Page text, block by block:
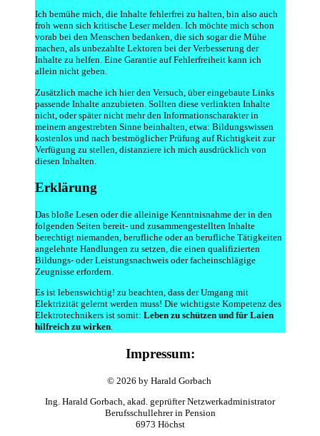
Ich bemühe mich, die Inhalte fehlerfrei zu halten, bin also auch
froh wenn sich kritische Leser melden. Ich möchte mich schon
vorab bei den Menschen bedanken, die sich sogar die Mühe
machen, als unbezahlte Lektoren bei der Verbesserung der
Inhalte zu helfen. Eine Garantie auf Fehlerfreiheit kann ich
allein nicht geben.
Zusätzlich mache ich hier den Versuch, über eingebaute Links
passende Inhalte anzubieten. Sollten diese verlinkten Inhalte
nicht, oder später nicht mehr den Informationscharakter in
meinem angestrebten Sinne beinhalten, etwa: Bildungswissen
kostenlos und nach bestmöglicher Prüfung auf Richtigkeit zur
Verfügung zu stellen, distanziere ich mich ausdrücklich von
diesen Inhalten.
Erklärung
Das bloße Lesen oder die alleinige Kenntnisnahme der in den
folgenden Seiten bereit- und zusammengestellten Inhalte
berechtigt niemanden, berufliche oder an berufliche Tätigkeiten
angelehnte Handlungen zu setzen, die einen qualifizierten
Bildungs- oder Leistungsnachweis oder facheinschlägige
Zeugnisse erfordern.
Es ist lebenswichtig! zu beachten, dass der Umgang mit
Elektrizität gelernt werden muss! Die wichtigste Kompetenz des
Elektrotechnikers ist somit:Leben zu schützen und für Laien
hilfreich zu wirken.
Impressum:
© 2026 by Harald Gorbach
Ing. Harald Gorbach, akad. geprüfter Netzwerkadministrator
Berufsschullehrer in Pension
6973 Höchst